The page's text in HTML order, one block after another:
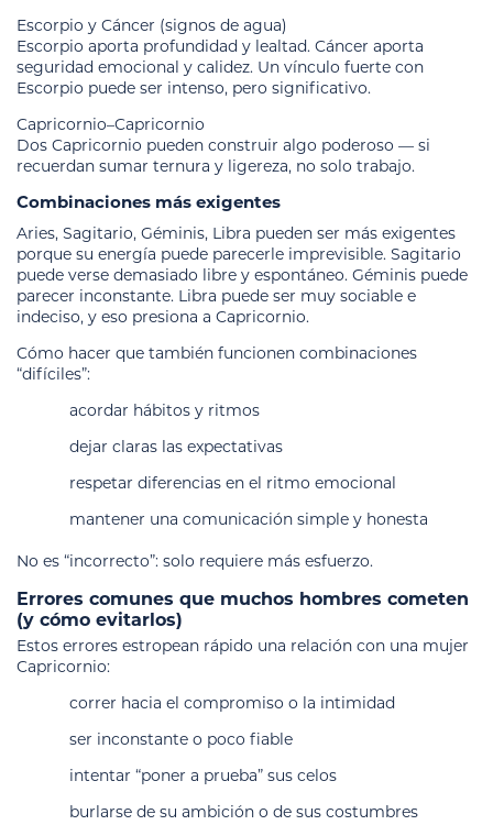
Escorpio y Cáncer (signos de agua)
Escorpio aporta profundidad y lealtad. Cáncer aporta
seguridad emocional y calidez. Un vínculo fuerte con
Escorpio puede ser intenso, pero significativo.
Capricornio–Capricornio
Dos Capricornio pueden construir algo poderoso — si
recuerdan sumar ternura y ligereza, no solo trabajo.
Combinaciones más exigentes
Aries, Sagitario, Géminis, Libra pueden ser más exigentes
porque su energía puede parecerle imprevisible. Sagitario
puede verse demasiado libre y espontáneo. Géminis puede
parecer inconstante. Libra puede ser muy sociable e
indeciso, y eso presiona a Capricornio.
Cómo hacer que también funcionen combinaciones
“difíciles”:
acordar hábitos y ritmos
dejar claras las expectativas
respetar diferencias en el ritmo emocional
mantener una comunicación simple y honesta
No es “incorrecto”: solo requiere más esfuerzo.
Errores comunes que muchos hombres cometen
(y cómo evitarlos)
Estos errores estropean rápido una relación con una mujer
Capricornio:
correr hacia el compromiso o la intimidad
ser inconstante o poco fiable
intentar “poner a prueba” sus celos
burlarse de su ambición o de sus costumbres